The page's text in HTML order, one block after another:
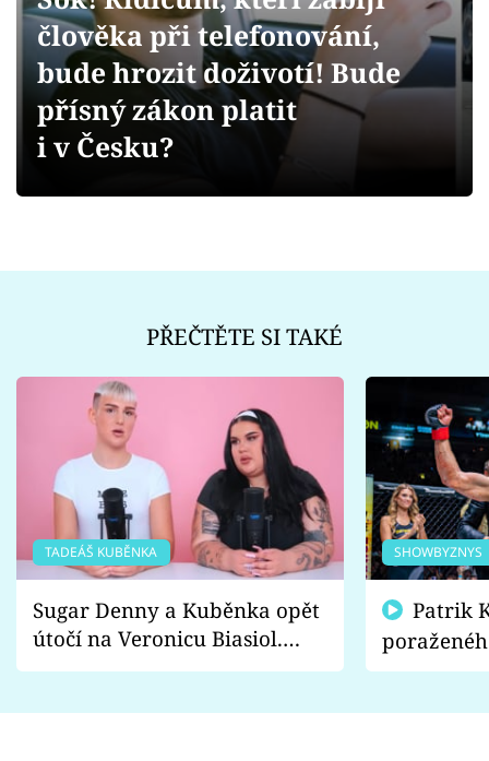
Videa
Sledujte prima+
člověka při telefonování,
bude hrozit doživotí! Bude
přísný zákon platit
i v Česku?
PŘEČTĚTE SI TAKÉ
TADEÁŠ KUBĚNKA
Sugar Denny a Kuběnka opět
útočí na Veronicu Biasiol.
Proč je podle nich falešná a
SHOWBYZNYS
fanoušci